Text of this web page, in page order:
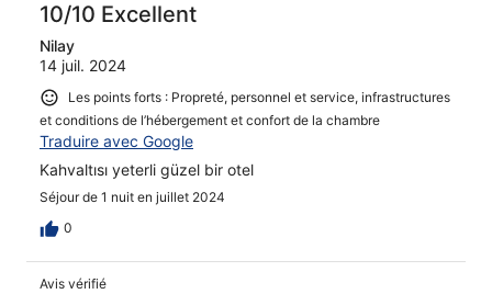
10/10 Excellent
Nilay
14 juil. 2024
Les points forts : Propreté, personnel et service, infrastructures
et conditions de l’hébergement et confort de la chambre
Traduire avec Google
Kahvaltısı yeterli güzel bir otel
Séjour de 1 nuit en juillet 2024
0
Avis vérifié